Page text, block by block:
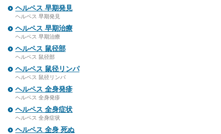
ヘルペス 早期発見
ヘルペス 早期発見
ヘルペス 早期治療
ヘルペス 早期治療
ヘルペス 鼠径部
ヘルペス 鼠径部
ヘルペス 鼠径リンパ
ヘルペス 鼠径リンパ
ヘルペス 全身発疹
ヘルペス 全身発疹
ヘルペス 全身症状
ヘルペス 全身症状
ヘルペス 全身 死ぬ